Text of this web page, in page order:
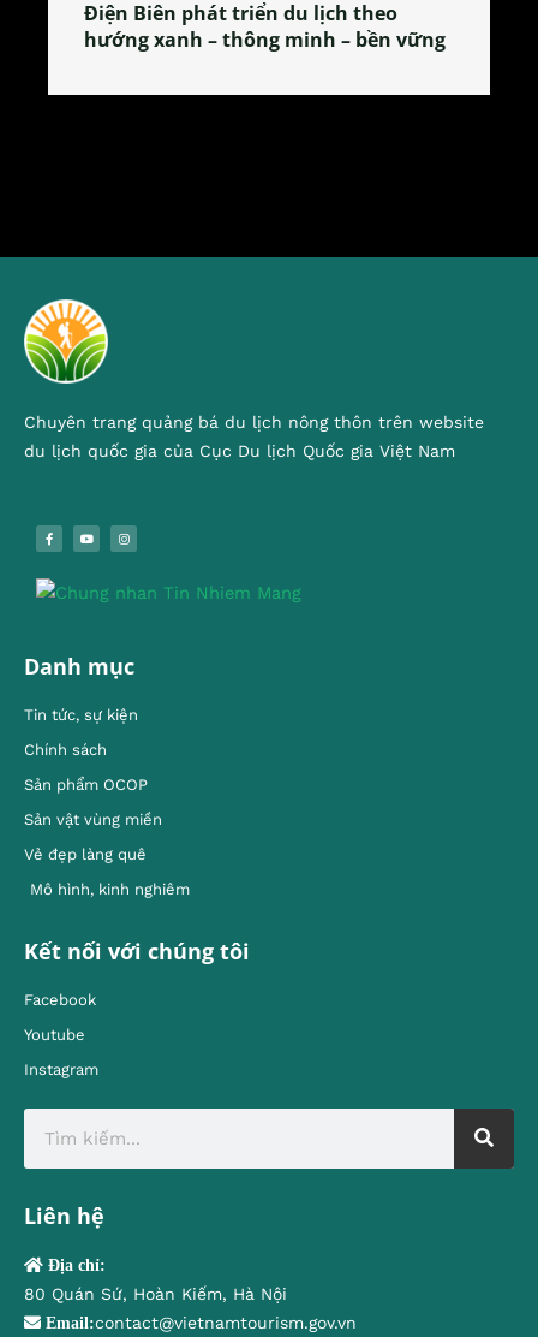
Làng làm bánh tẻ Phú Nhi – nơi lan
tỏa đặc sản xứ Đoài
Chuyên trang quảng bá du lịch nông thôn trên website
du lịch quốc gia của Cục Du lịch Quốc gia Việt Nam
Danh mục
Tin tức, sự kiện
Chính sách
Sản phẩm OCOP
Sản vật vùng miền
Vẻ đẹp làng quê
Mô hình, kinh nghiêm
Kết nối với chúng tôi
Facebook
Youtube
Instagram
Liên hệ
Địa chỉ:
80 Quán Sứ, Hoàn Kiếm, Hà Nội
Email:contact@vietnamtourism.gov.vn